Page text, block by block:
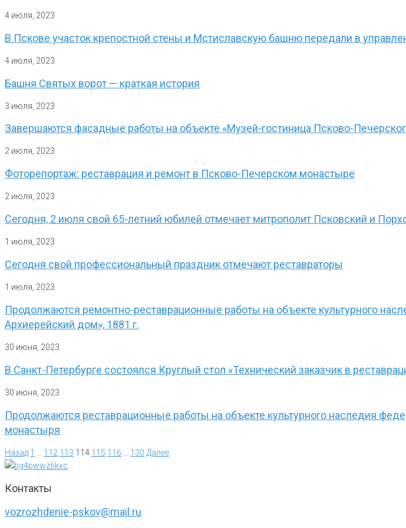
4 июля, 2023
В Пскове участок крепостной стены и Мстиславскую башню передали в
4 июля, 2023
Башня Святых ворот — краткая история
3 июля, 2023
Завершаются фасадные работы на объекте «Музей-гостиница Псково-
2 июля, 2023
Фоторепортаж: реставрация и ремонт в Псково-Печерском монастыре
2 июля, 2023
Сегодня, 2 июля свой 65-летний юбилей отмечает митрополит Псковский и
1 июля, 2023
Сегодня свой профессиональный праздник отмечают реставраторы
1 июля, 2023
Продолжаются ремонтно-реставрационные работы на объекте культурного
Архиерейский дом», 1881 г.
30 июня, 2023
В Санкт-Петербурге состоялся Круглый стол «Технический заказчик в
30 июня, 2023
Продолжаются реставрационные работы на объекте культурного наследия
монастыря
Назад 1 112 113 114 115 116 130 Далее
Контакты
vozrozhdenie-pskov@mail.ru